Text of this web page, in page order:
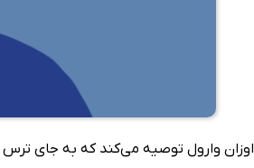
اوزان وارول توصیه می‌کند که به جای ترس